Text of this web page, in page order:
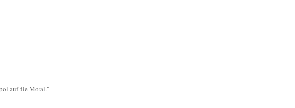
auf die Moral."